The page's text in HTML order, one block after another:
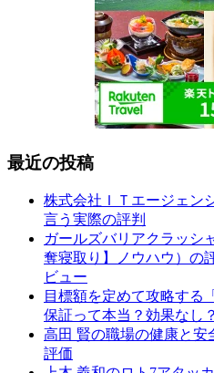
最近の投稿
株式会社ＩＴエージェン
言う実際の評判
ガールズバリアクラッシ
奪寝取り】ノウハウ）の
ビュー
目標額を定めて攻略する
保証って本当？効果なし？
高田 賢の職場の健康と
評価